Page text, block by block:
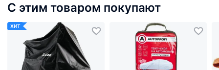
С этим товаром покупают
ХИТ